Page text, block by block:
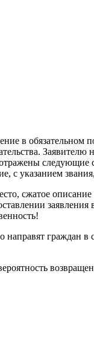
в обязательном
Заявителю
следующие
с указанием
сжатое
заявления
направят граждан в